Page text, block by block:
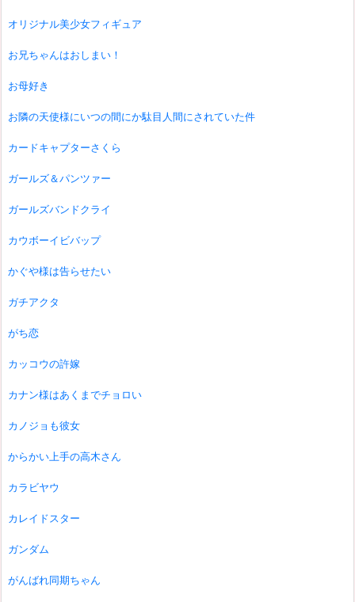
オリジナル美少女フィギュア
お兄ちゃんはおしまい！
お母好き
お隣の天使様にいつの間にか駄目人間にされていた件
カードキャプターさくら
ガールズ＆パンツァー
ガールズバンドクライ
カウボーイビバップ
かぐや様は告らせたい
ガチアクタ
がち恋
カッコウの許嫁
カナン様はあくまでチョロい
カノジョも彼女
からかい上手の高木さん
カラビヤウ
カレイドスター
ガンダム
がんばれ同期ちゃん